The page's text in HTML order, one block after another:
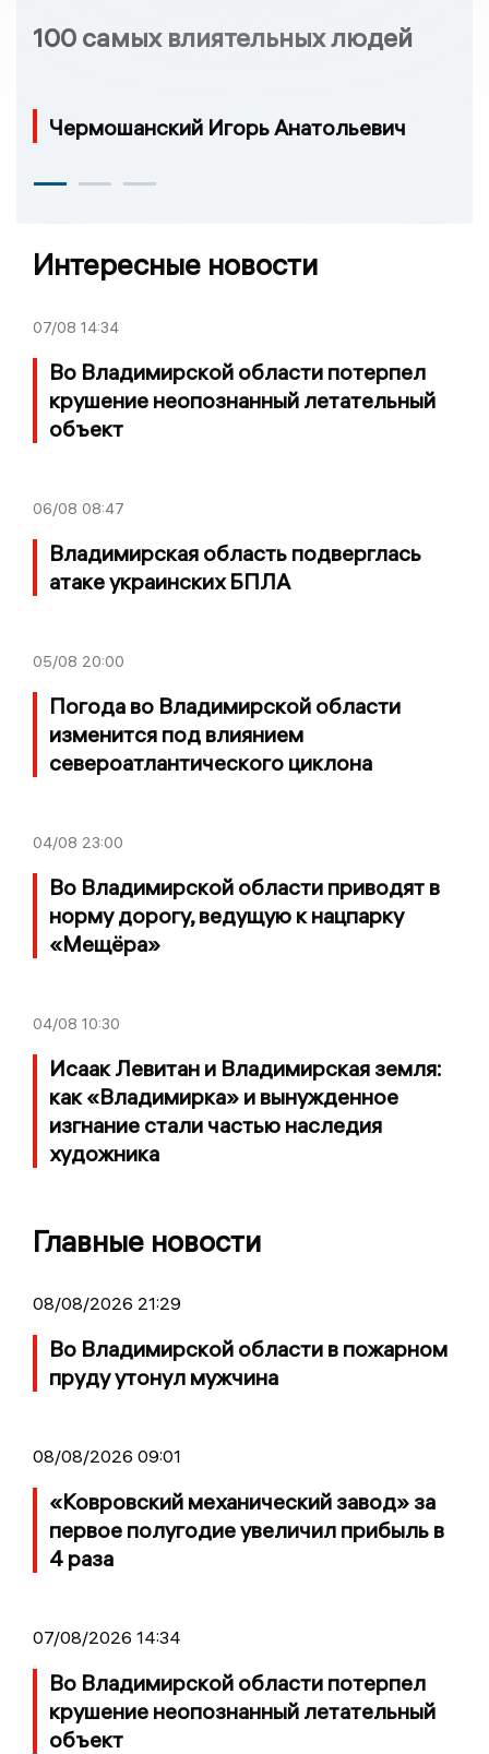
100 самых влиятельных людей
Чермошанский Игорь Анатольевич
Интересные новости
07/08 14:34
Во Владимирской области потерпел
крушение неопознанный летательный
объект
06/08 08:47
Владимирская область подверглась
атаке украинских БПЛА
05/08 20:00
Погода во Владимирской области
изменится под влиянием
североатлантического циклона
04/08 23:00
Во Владимирской области приводят в
норму дорогу, ведущую к нацпарку
«Мещёра»
04/08 10:30
Исаак Левитан и Владимирская земля:
как «Владимирка» и вынужденное
изгнание стали частью наследия
художника
Главные новости
08/08/2026 21:29
Во Владимирской области в пожарном
пруду утонул мужчина
08/08/2026 09:01
«Ковровский механический завод» за
первое полугодие увеличил прибыль в
4 раза
07/08/2026 14:34
Во Владимирской области потерпел
крушение неопознанный летательный
объект